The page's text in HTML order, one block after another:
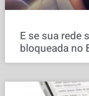
E se sua rede
bloqueada no